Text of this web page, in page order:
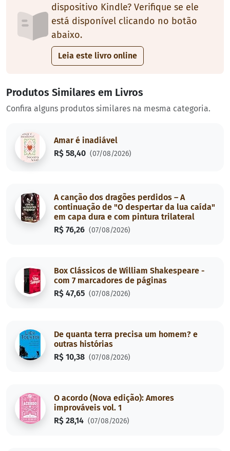
dispositivo Kindle? Verifique se ele
está disponível clicando no botão
abaixo.
Leia este livro online
Produtos Similares em Livros
Confira alguns produtos similares na mesma categoria.
Amar é inadiável
R$ 58,40 (07/08/2026)
A canção dos dragões perdidos – A
continuação de "O despertar da lua caída"
em capa dura e com pintura trilateral
R$ 76,26 (07/08/2026)
Box Clássicos de William Shakespeare -
com 7 marcadores de páginas
R$ 47,65 (07/08/2026)
De quanta terra precisa um homem? e
outras histórias
R$ 10,38 (07/08/2026)
O acordo (Nova edição): Amores
improváveis vol. 1
R$ 28,14 (07/08/2026)